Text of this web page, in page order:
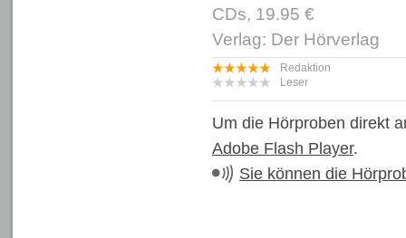
CDs, 19.95 €
Verlag: Der Hörverlag
Redaktion
Leser
Um die Hörproben direkt
Adobe Flash Player.
Sie können die